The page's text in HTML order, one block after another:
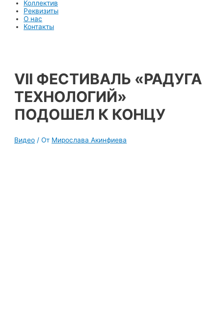
Коллектив
Реквизиты
О нас
Контакты
VII ФЕСТИВАЛЬ «РАДУГА
ТЕХНОЛОГИЙ»
ПОДОШЕЛ К КОНЦУ
Видео / От Мирослава Акинфиева